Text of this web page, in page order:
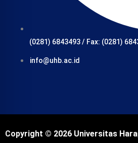
(0281) 6843493 / Fax: (0281)
info@uhb.ac.id
Copyright © 2026 Universitas